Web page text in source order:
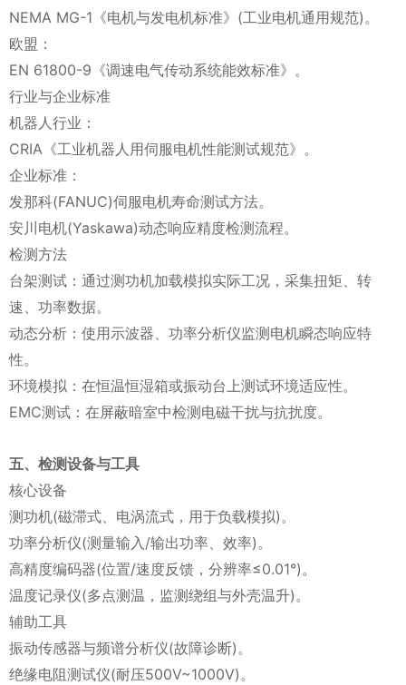
NEMA MG-1《电机与发电机标准》(工业电机通用规范)。
欧盟：
EN 61800-9《调速电气传动系统能效标准》。
行业与企业标准
机器人行业：
CRIA《工业机器人用伺服电机性能测试规范》。
企业标准：
发那科(FANUC)伺服电机寿命测试方法。
安川电机(Yaskawa)动态响应精度检测流程。
检测方法
台架测试：通过测功机加载模拟实际工况，采集扭矩、转
速、功率数据。
动态分析：使用示波器、功率分析仪监测电机瞬态响应特
性。
环境模拟：在恒温恒湿箱或振动台上测试环境适应性。
EMC测试：在屏蔽暗室中检测电磁干扰与抗扰度。
五、检测设备与工具
核心设备
测功机(磁滞式、电涡流式，用于负载模拟)。
功率分析仪(测量输入/输出功率、效率)。
高精度编码器(位置/速度反馈，分辨率≤0.01°)。
温度记录仪(多点测温，监测绕组与外壳温升)。
辅助工具
振动传感器与频谱分析仪(故障诊断)。
绝缘电阻测试仪(耐压500V~1000V)。